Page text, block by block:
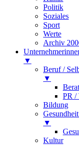
Politik
Soziales
Sport
Werte
Archiv
▼
Beruf /
▼
PR /
Bildung
▼
Kultur